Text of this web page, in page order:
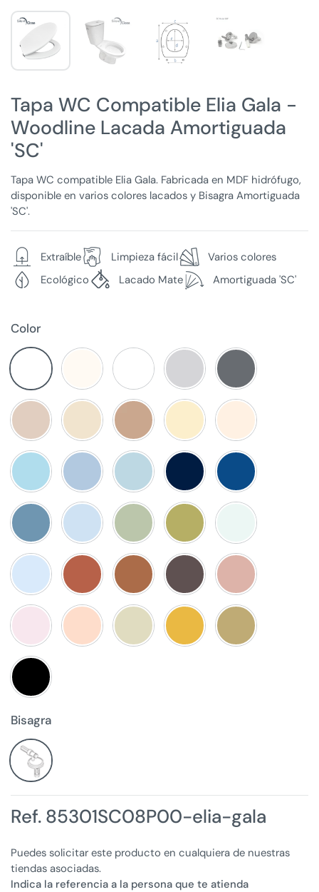
Tapa WC Compatible Elia Gala -
Woodline Lacada Amortiguada
'SC'
Tapa WC compatible Elia Gala. Fabricada en MDF hidrófugo,
disponible en varios colores lacados y Bisagra Amortiguada
'SC'.
Extraíble Limpieza fácil
Varios colores
Ecológico
Lacado Mate Amortiguada 'SC'
Color
Bisagra
Ref. 85301SC08P00-elia-gala
Puedes solicitar este producto en cualquiera de nuestras
tiendas asociadas.
Indica la referencia a la persona que te atienda